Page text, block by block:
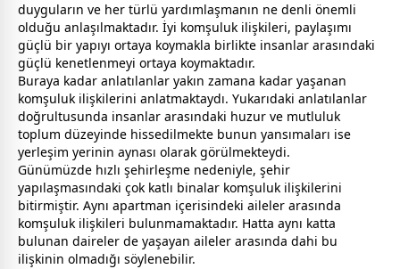
duyguların ve her türlü yardımlaşmanın ne denli önemli
olduğu anlaşılmaktadır. İyi komşuluk ilişkileri, paylaşımı
güçlü bir yapıyı ortaya koymakla birlikte insanlar arasındaki
güçlü kenetlenmeyi ortaya koymaktadır.
Buraya kadar anlatılanlar yakın zamana kadar yaşanan
komşuluk ilişkilerini anlatmaktaydı. Yukarıdaki anlatılanlar
doğrultusunda insanlar arasındaki huzur ve mutluluk
toplum düzeyinde hissedilmekte bunun yansımaları ise
yerleşim yerinin aynası olarak görülmekteydi.
Günümüzde hızlı şehirleşme nedeniyle, şehir
yapılaşmasındaki çok katlı binalar komşuluk ilişkilerini
bitirmiştir. Aynı apartman içerisindeki aileler arasında
komşuluk ilişkileri bulunmamaktadır. Hatta aynı katta
bulunan daireler de yaşayan aileler arasında dahi bu
ilişkinin olmadığı söylenebilir.